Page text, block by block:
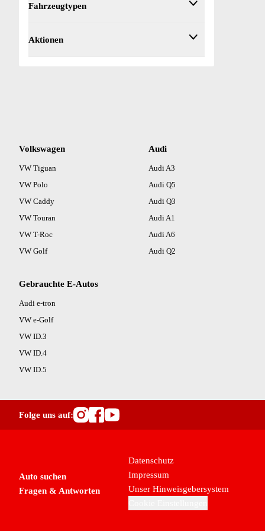
Anhängerkupplung schwenkbar (1)
Beifahrerairbag (1)
Einparkhilfe Sensoren vorne (1)
Elektrische Fensterheber vorne (1)
Elektrische Heckklappe (1)
Elektrische Seitenspiegel (1)
Fahrerairbag (1)
Fernlichtassistent (1)
Innenspiegel automatisch abblendend (1)
LED-Tagfahrlicht (1)
Lordosenstütze (1)
Mittelarmlehne (1)
Musikstreaming (1)
Navigationssystem (1)
Fahrzeugtypen
Aktionen
Volkswagen
VW Tiguan
VW Polo
VW Caddy
VW Touran
VW T-Roc
VW Golf
Audi
Audi A3
Audi Q5
Audi Q3
Audi A1
Audi A6
Audi Q2
Gebrauchte E-Autos
Audi e-tron
VW e-Golf
VW ID.3
VW ID.4
VW ID.5
Folge uns auf:
Besuche OutletCars.at auf
Besuche OutletCars.at
Besuche OutletCars.at
Auto suchen
Fragen & Antworten
Datenschutz
Impressum
Unser Hinweisgebersystem